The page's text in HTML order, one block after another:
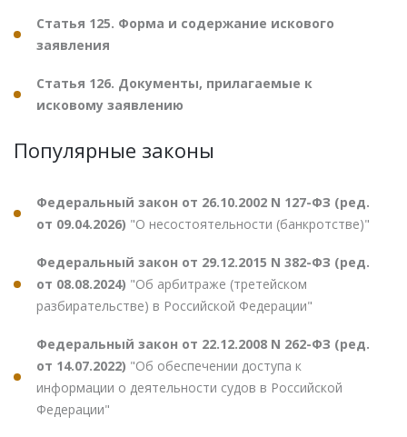
Статья 125. Форма и содержание искового
заявления
Статья 126. Документы, прилагаемые к
исковому заявлению
Популярные законы
Федеральный закон от 26.10.2002 N 127-ФЗ (ред.
от 09.04.2026) "О несостоятельности (банкротстве)"
Федеральный закон от 29.12.2015 N 382-ФЗ (ред.
от 08.08.2024) "Об арбитраже (третейском
разбирательстве) в Российской Федерации"
Федеральный закон от 22.12.2008 N 262-ФЗ (ред.
от 14.07.2022) "Об обеспечении доступа к
информации о деятельности судов в Российской
Федерации"